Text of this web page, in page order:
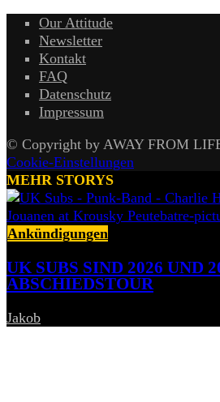
Our Attitude
Newsletter
Kontakt
FAQ
Datenschutz
Impressum
© Copyright by AWAY FROM
Cookie-Einstellungen
MEHR STORYS
Ankündigungen
UK SUBS SIND 2026 UND
ABSCHIEDSTOUR
Jakob